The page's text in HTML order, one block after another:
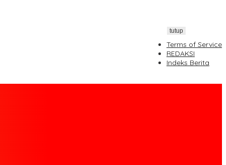
Terms of Service
REDAKSI
Indeks Berita
tutup